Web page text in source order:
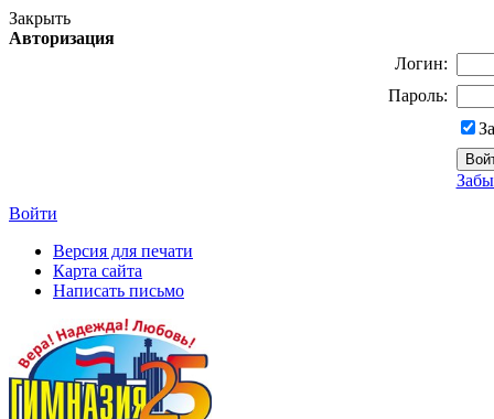
Закрыть
Авторизация
Логин:
Пароль:
Войти
Версия для печати
Карта сайта
Написать письмо